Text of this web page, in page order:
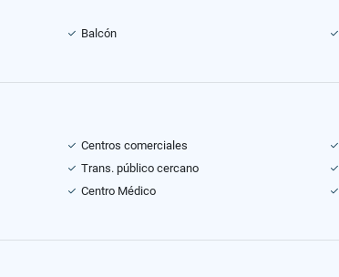
Balcón
Centros comerciales
Trans. público cercano
Centro Médico